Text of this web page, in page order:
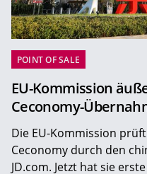
POINT OF SALE
EU-Kommission
Ceconomy-
Die EU-Kommission
Ceconomy durch den
JD.com. Jetzt hat sie